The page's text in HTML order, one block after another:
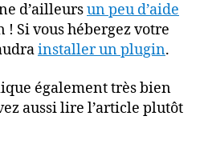
d’ailleursun peu d’aide
! Si vous hébergez votre
installer un plugin.
également très bien
aussi lire l’article plutôt